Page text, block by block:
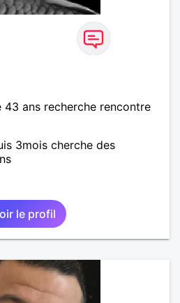
ans recherche rencontre
3mois cherche des
le profil